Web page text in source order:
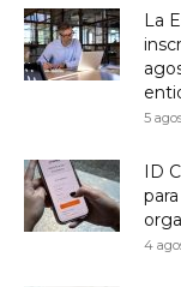
La
5
ID
4